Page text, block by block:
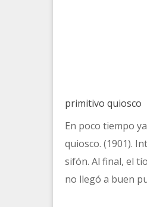
primitivo quiosco
En poco tiempo
quiosco. (1901).
sifón. Al final, el
no llegó a buen